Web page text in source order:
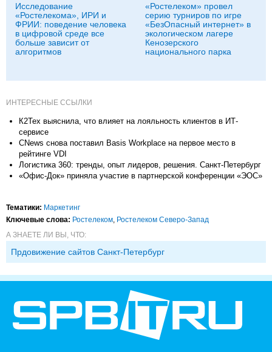
Исследование
«Ростелекома», ИРИ и
ФРИИ: поведение человека
в цифровой среде все
больше зависит от
алгоритмов
«Ростелеком» провел
серию турниров по игре
«БезОпасный интернет» в
экологическом лагере
Кенозерского
национального парка
ИНТЕРЕСНЫЕ ССЫЛКИ
К2Тех выяснила, что влияет на лояльность клиентов в ИТ-
сервисе
CNews снова поставил Basis Workplace на первое место в
рейтинге VDI
Логистика 360: тренды, опыт лидеров, решения. Санкт-Петербург
«Офис-Док» приняла участие в партнерской конференции «ЭОС»
Тематики: Маркетинг
Ключевые слова: Ростелеком, Ростелеком Северо-Запад
А ЗНАЕТЕ ЛИ ВЫ, ЧТО:
Прдовижение сайтов Санкт-Петербург